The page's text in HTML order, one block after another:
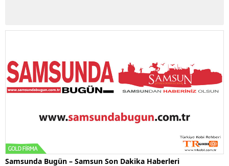
Samsunda Bugün – Samsun Son Dakika Haberleri